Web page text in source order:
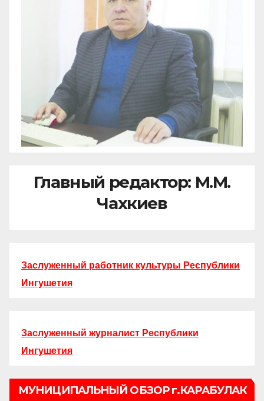
Главный редактор: М.М.
Чахкиев
Заслуженный работник культуры Республики
Ингушетия
Заслуженный журналист Республики
Ингушетия
МУНИЦИПАЛЬНЫЙ ОБЗОР г.КАРАБУЛАК